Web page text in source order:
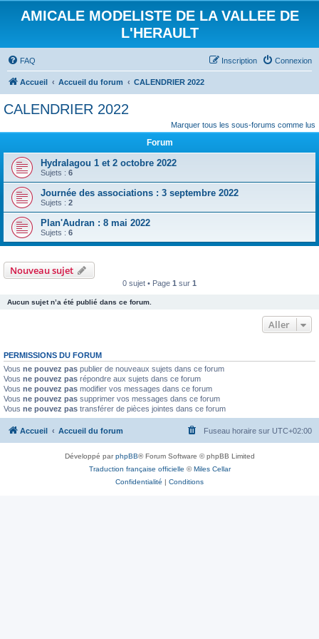
AMICALE MODELISTE DE LA VALLEE DE
L'HERAULT
FAQ Connexion
Inscription
Accueil Accueil du forum CALENDRIER 2022
CALENDRIER 2022
Marquer tous les sous-forums comme lus
Forum
Hydralagou 1 et 2 octobre 2022
Sujets : 6
Journée des associations : 3 septembre 2022
Sujets : 2
Plan'Audran : 8 mai 2022
Sujets : 6
Nouveau sujet
0 sujet • Page 1 sur 1
Aucun sujet n’a été publié dans ce forum.
Aller
PERMISSIONS DU FORUM
Vous ne pouvez pas publier de nouveaux sujets dans ce forum
Vous ne pouvez pas répondre aux sujets dans ce forum
Vous ne pouvez pas modifier vos messages dans ce forum
Vous ne pouvez pas supprimer vos messages dans ce forum
Vous ne pouvez pas transférer de pièces jointes dans ce forum
Accueil Accueil du forum Fuseau horaire sur UTC+02:00
Développé parphpBB® Forum Software © phpBB Limited
Traduction française officielle ©Miles Cellar
Confidentialité | Conditions